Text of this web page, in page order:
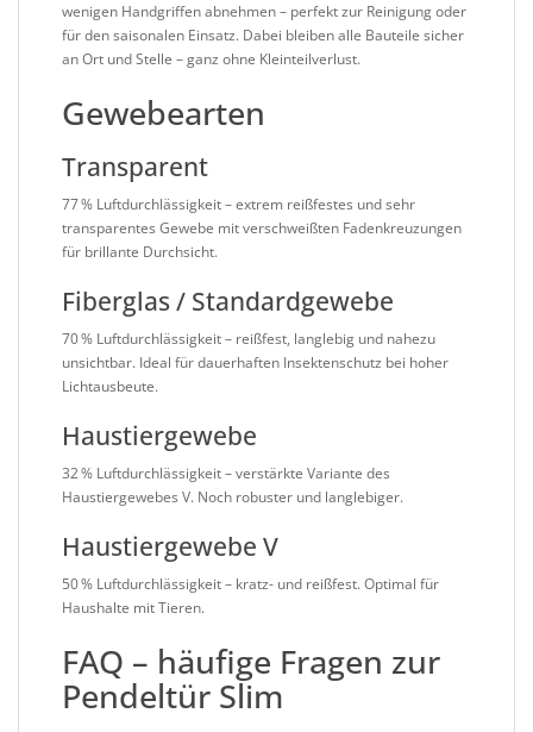
wenigen Handgriffen abnehmen – perfekt zur Reinigung oder
für den saisonalen Einsatz. Dabei bleiben alle Bauteile sicher
an Ort und Stelle – ganz ohne Kleinteilverlust.
Gewebearten
Transparent
77 % Luftdurchlässigkeit – extrem reißfestes und sehr
transparentes Gewebe mit verschweißten Fadenkreuzungen
für brillante Durchsicht.
Fiberglas / Standardgewebe
70 % Luftdurchlässigkeit – reißfest, langlebig und nahezu
unsichtbar. Ideal für dauerhaften Insektenschutz bei hoher
Lichtausbeute.
Haustiergewebe
32 % Luftdurchlässigkeit – verstärkte Variante des
Haustiergewebes V. Noch robuster und langlebiger.
Haustiergewebe V
50 % Luftdurchlässigkeit – kratz- und reißfest. Optimal für
Haushalte mit Tieren.
FAQ – häufige Fragen zur
Pendeltür Slim